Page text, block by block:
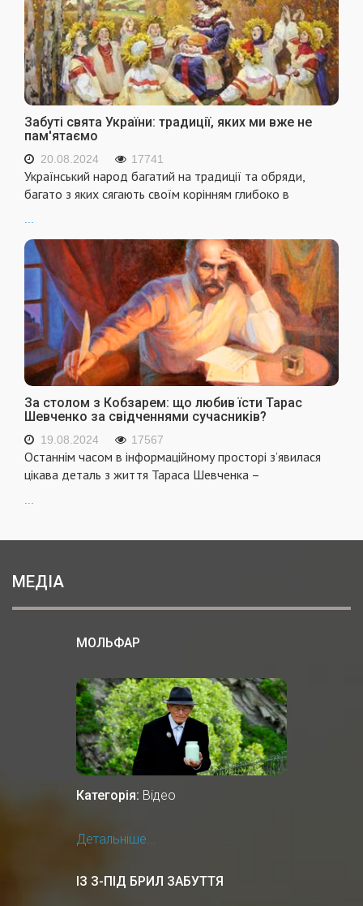
Забуті свята України: традиції, яких ми вже не
пам'ятаємо
20.08.2024 17741
Український народ багатий на традиції та обряди,
багато з яких сягають своїм корінням глибоко в
...
За столом з Кобзарем: що любив їсти Тарас
Шевченко за свідченнями сучасників?
19.08.2024 17567
Останнім часом в інформаційному просторі з’явилася
цікава деталь з життя Тараса Шевченка –
МЕДІА
МОЛЬФАР
Категорія: Відео
Детальніше...
ІЗ З-ПІД БРИЛ ЗАБУТТЯ